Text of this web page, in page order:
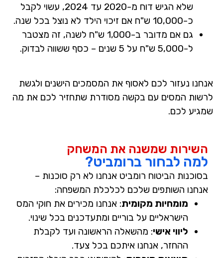
שלא הגיש דוח מ-2020 עד 2024, עשוי לקבל
כ-10,000 ש"ח אם זיכוי הילד לא נוצל בכל שנה.
גם אם מדובר ב-1,000 ש"ח לשנה, זה מצטבר
ל-5,000 ש"ח על 5 שנים – כסף ששווה לבדוק.
אנחנו נעזור לכם לאסוף את המסמכים הישנים ולגשת
לרשות המסים עם בקשה מסודרת שתחזיר לכם את מה
שמגיע לכם.
השירות שמשנה את המשחק
למה לבחור ברומביט?
בסוכנות הביטוח רומביט אנחנו לא רק סוכנות –
אנחנו השותפים שלכם לכלכלת המשפחה:
מומחיות מקומית: אנחנו מכירים את חוקי המס
הישראליים על בוריים ומתעדכנים בכל שינוי.
ליווי אישי: מהשאלה הראשונה ועד לקבלת
ההחזר, אנחנו איתכם בכל צעד.